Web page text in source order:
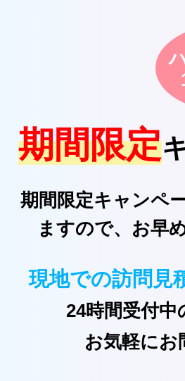
期間限定
期間限定キャンペ
ますので、お早
現地での訪問見
24時間受付
お気軽にお